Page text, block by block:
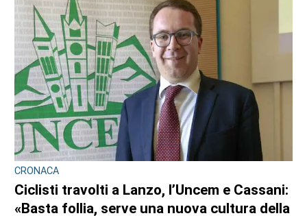
CRONACA
Ciclisti travolti a Lanzo, l’Uncem e Cassani:
«Basta follia, serve una nuova cultura della